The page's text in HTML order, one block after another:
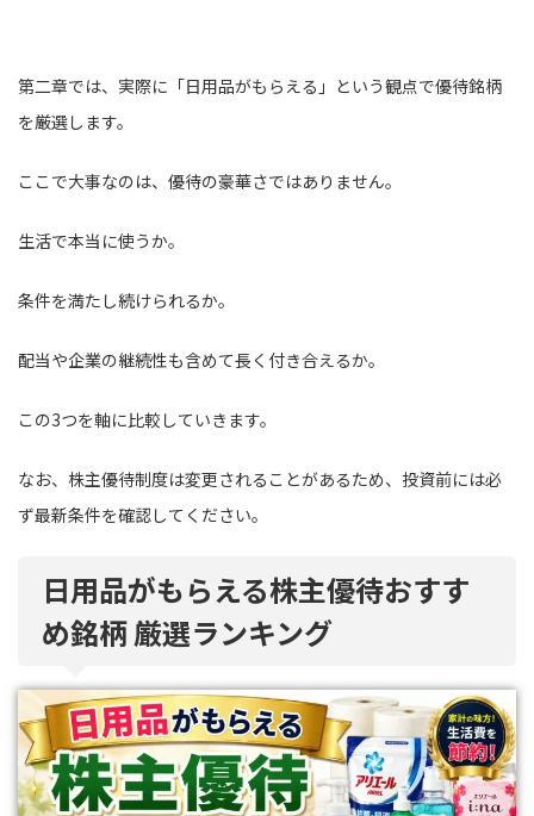
第二章では、実際に「日用品がもらえる」という観点で優待銘柄
を厳選します。
ここで大事なのは、優待の豪華さではありません。
生活で本当に使うか。
条件を満たし続けられるか。
配当や企業の継続性も含めて長く付き合えるか。
この3つを軸に比較していきます。
なお、株主優待制度は変更されることがあるため、投資前には必
ず最新条件を確認してください。
日用品がもらえる株主優待おすす
め銘柄 厳選ランキング